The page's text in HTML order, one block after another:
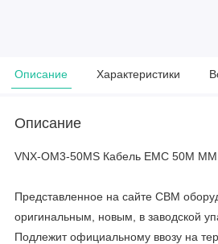
Описание Характеристики
Описание
VNX-OM3-50MS Кабель EMC 50M
Представленное на сайте CBM
оригинальным, новым, в заводской
Подлежит официальному ввозу на